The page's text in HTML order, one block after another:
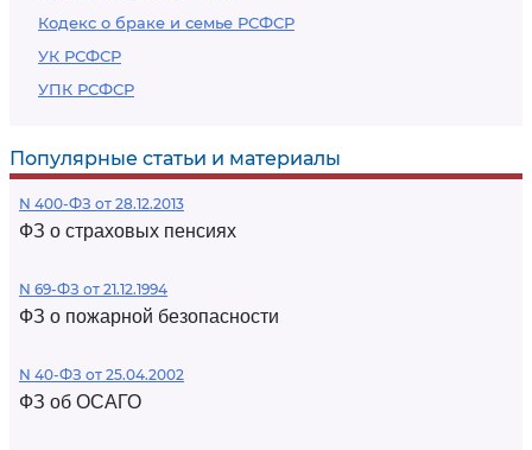
Кодекс о браке и семье РСФСР
УК РСФСР
УПК РСФСР
Популярные статьи и материалы
N 400-ФЗ от 28.12.2013
ФЗ о страховых пенсиях
N 69-ФЗ от 21.12.1994
ФЗ о пожарной безопасности
N 40-ФЗ от 25.04.2002
ФЗ об ОСАГО